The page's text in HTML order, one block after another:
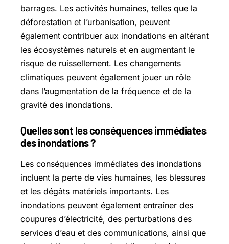
barrages. Les activités humaines, telles que la
déforestation et l’urbanisation, peuvent
également contribuer aux inondations en altérant
les écosystèmes naturels et en augmentant le
risque de ruissellement. Les changements
climatiques peuvent également jouer un rôle
dans l’augmentation de la fréquence et de la
gravité des inondations.
Quelles sont les conséquences immédiates
des inondations ?
Les conséquences immédiates des inondations
incluent la perte de vies humaines, les blessures
et les dégâts matériels importants. Les
inondations peuvent également entraîner des
coupures d’électricité, des perturbations des
services d’eau et des communications, ainsi que